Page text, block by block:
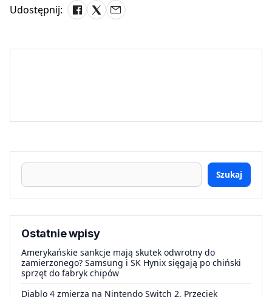
Udostępnij:
Szukaj
Ostatnie wpisy
Amerykańskie sankcje mają skutek odwrotny do
zamierzonego? Samsung i SK Hynix sięgają po chiński
sprzęt do fabryk chipów
Diablo 4 zmierza na Nintendo Switch 2. Przeciek